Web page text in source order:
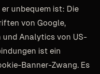
unbequem ist: Die
von Google,
und Analytics von US-
ist ein
Banner-Zwang. Es